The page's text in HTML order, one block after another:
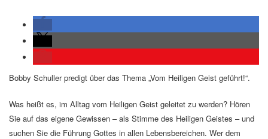
Bobby Schuller predigt über das Thema „Vom Heiligen Geist geführt!“.
Was heißt es, im Alltag vom Heiligen Geist geleitet zu werden? Hören
Sie auf das eigene Gewissen – als Stimme des Heiligen Geistes – und
suchen Sie die Führung Gottes in allen Lebensbereichen. Wer dem